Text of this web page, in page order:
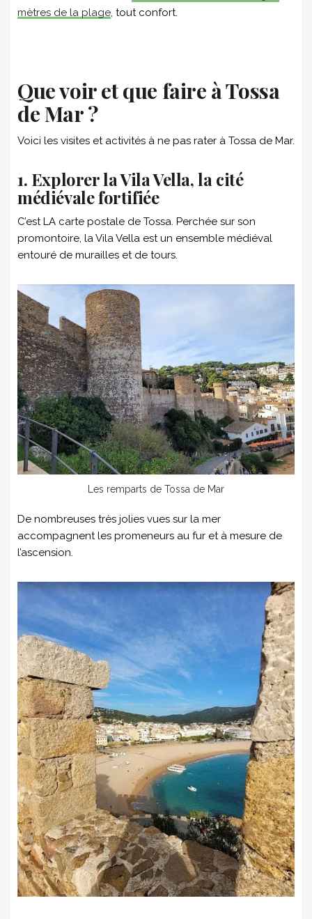
mètres de la plage, tout confort.
Que voir et que faire à Tossa
de Mar ?
Voici les visites et activités à ne pas rater à Tossa de Mar.
1. Explorer la Vila Vella, la cité
médiévale fortifiée
C’est LA carte postale de Tossa. Perchée sur son
promontoire, la Vila Vella est un ensemble médiéval
entouré de murailles et de tours.
Les remparts de Tossa de Mar
De nombreuses très jolies vues sur la mer
accompagnent les promeneurs au fur et à mesure de
l’ascension.